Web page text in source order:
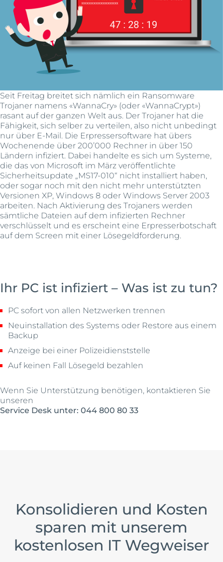
Seit Freitag breitet sich nämlich ein Ransomware
Trojaner namens «WannaCry» (oder «WannaCrypt»)
rasant auf der ganzen Welt aus. Der Trojaner hat die
Fähigkeit, sich selber zu verteilen, also nicht unbedingt
nur über E-Mail. Die Erpressersoftware hat übers
Wochenende über 200’000 Rechner in über 150
Ländern infiziert. Dabei handelte es sich um Systeme,
die das von Microsoft im März veröffentlichte
Sicherheitsupdate „MS17-010“ nicht installiert haben,
oder sogar noch mit den nicht mehr unterstützten
Versionen XP, Windows 8 oder Windows Server 2003
arbeiten. Nach Aktivierung des Trojaners werden
sämtliche Dateien auf dem infizierten Rechner
verschlüsselt und es erscheint eine Erpresserbotschaft
auf dem Screen mit einer Lösegeldforderung.
Ihr PC ist infiziert – Was ist zu tun?
PC sofort von allen Netzwerken trennen
Neuinstallation des Systems oder Restore aus einem
Backup
Anzeige bei einer Polizeidienststelle
Auf keinen Fall Lösegeld bezahlen
Wenn Sie Unterstützung benötigen, kontaktieren Sie
unseren
Service Desk unter: 044 800 80 33
Konsolidieren und Kosten
sparen mit unserem
kostenlosen IT Wegweiser